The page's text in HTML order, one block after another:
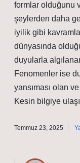
formlar olduğunu
şeylerden daha
iyilik gibi
dünyasında
duyularla
Fenomenler ise
yansıması olan
Kesin bilgiye
Temmuz 23, 2025